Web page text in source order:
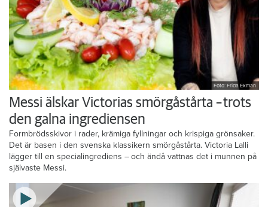
Foto: Frida Ekman
Messi älskar Victorias smörgåstårta – trots
den galna ingrediensen
Formbrödsskivor i rader, krämiga fyllningar och krispiga grönsaker.
Det är basen i den svenska klassikern smörgåstårta. Victoria Lalli
lägger till en specialingrediens – och ändå vattnas det i munnen på
självaste Messi.